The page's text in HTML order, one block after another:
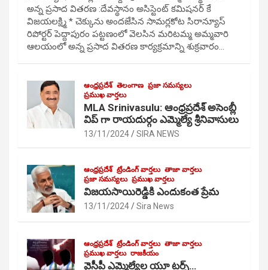
అన్న ప్రసాద వితరణ :దేవస్థానం అసిస్టెంట్ కమిషనర్ కే
విజయలక్ష్మి * చెక్కును అందజేసిన సామర్లకోట సిరాన్యూస్
రిపోర్టర్ పెద్దాపురం పట్టణంలో వెలసిన మరిటమ్మ అమ్మవారి
ఆలయంలో అన్న ప్రసాద వితరణ కార్యక్రమాన్ని శుక్రవారం…
ఆంధ్రప్రదేశ్ తెలంగాణ ప్రజా సమస్యలు
ప్రముఖ వార్తలు
MLA Srinivasulu: ఆంధ్రప్రదేశ్ అసెంబ్లీ
విప్ గా రాయదుర్గం ఎమ్మెల్యే శ్రీనివాసులు
13/11/2024 SIRA NEWS
ఆంధ్రప్రదేశ్ ట్రేండింగ్ వార్తలు తాజా వార్తలు
ప్రజా సమస్యలు ప్రముఖ వార్తలు
విజయసాయిరెడ్డికి ఎందుకంత ప్రేమ
13/11/2024 Sira News
ఆంధ్రప్రదేశ్ ట్రేండింగ్ వార్తలు తాజా వార్తలు
ప్రముఖ వార్తలు రాజకీయం
వైసీపీ ఎమ్మెల్యేల యూ టర్న్…